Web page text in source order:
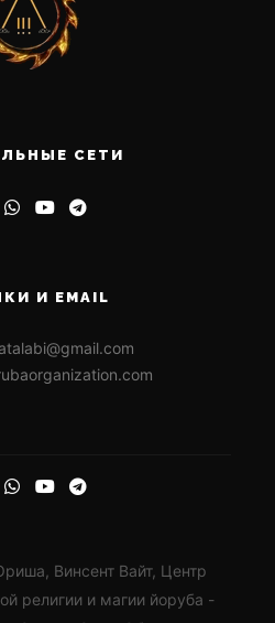
СЕТИ
И EMAIL
Винсент Вайт, Центр
религии и магии йоруба -